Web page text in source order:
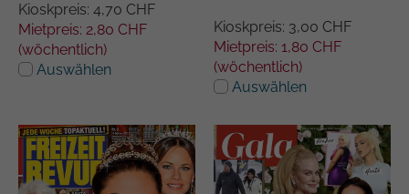
Kioskpreis: 4,70 CHF
Mietpreis: 2,80 CHF
(wöchentlich)
Auswählen
Kioskpreis: 3,00 CHF
Mietpreis: 1,80 CHF
(wöchentlich)
Auswählen